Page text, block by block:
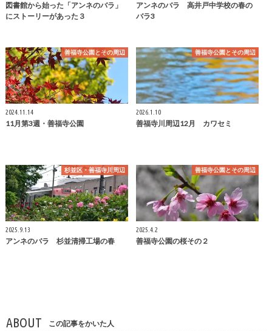
図書館から始った「アンネのバラ」
にストーリーがあった３
アンネのバラ 高井戸中学校の春の
バラ3
善福寺公園とその周辺
2024.11.14
11月第3週・善福寺公園
善福寺公園とその周辺
2026.1.10
善福寺川周辺12月 カワセミ
杉並区・善福寺川周辺
2025.9.13
アンネのバラ 杉並清掃工場の春
善福寺公園とその周辺
2025.4.2
善福寺公園の桜その２
ABOUT この記事をかいた人